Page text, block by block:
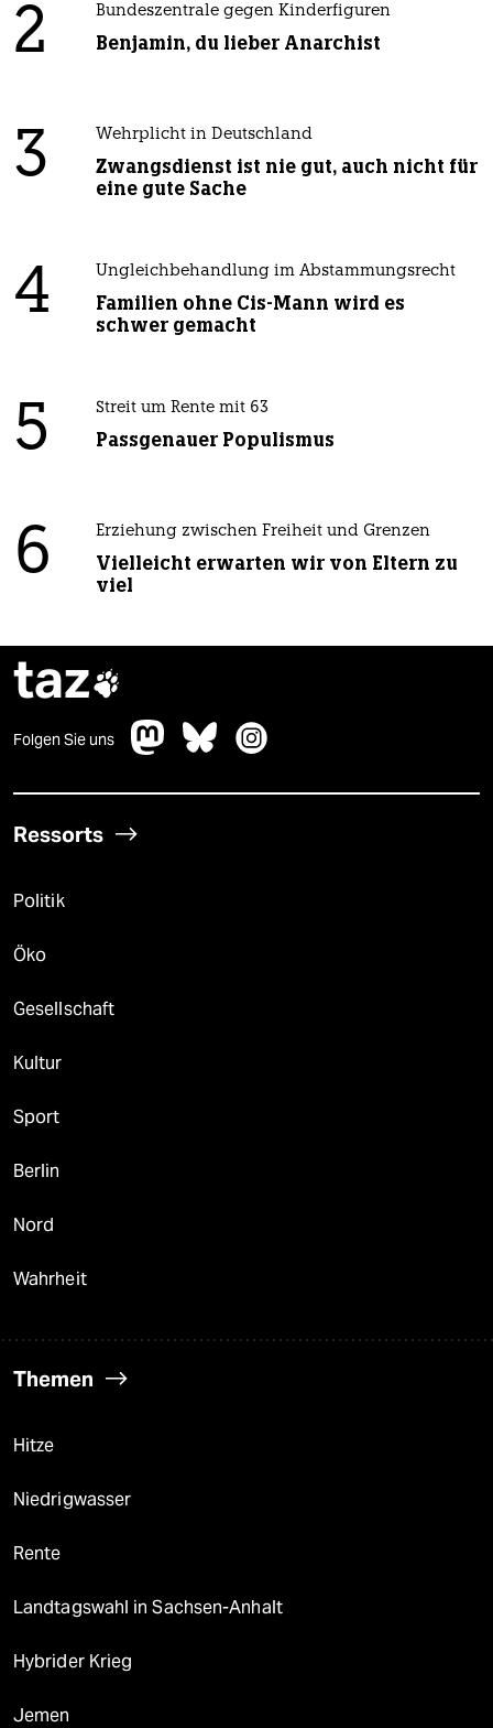
2 Bundeszentrale gegen Kinderfiguren
Benjamin, du lieber Anarchist
3 Wehrplicht in Deutschland
Zwangsdienst ist nie gut, auch nicht für
eine gute Sache
4 Ungleichbehandlung im Abstammungsrecht
Familien ohne Cis-Mann wird es
schwer gemacht
5 Streit um Rente mit 63
Passgenauer Populismus
6 Erziehung zwischen Freiheit und Grenzen
Vielleicht erwarten wir von Eltern zu
viel
taz
Folgen Sie uns
Ressorts
Politik
Öko
Gesellschaft
Kultur
Sport
Berlin
Nord
Wahrheit
Themen
Hitze
Niedrigwasser
Rente
Landtagswahl in Sachsen-Anhalt
Hybrider Krieg
Jemen